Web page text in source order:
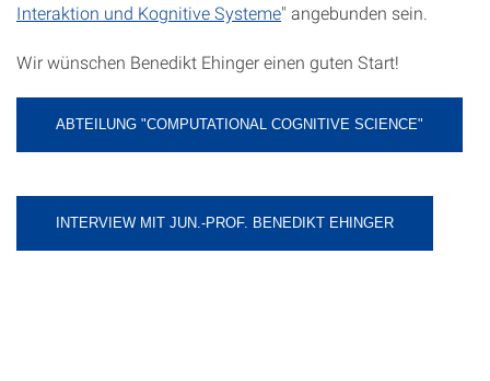
Interaktion und Kognitive Systeme" angebunden sein.
Wir wünschen Benedikt Ehinger einen guten Start!
ABTEILUNG "COMPUTATIONAL COGNITIVE SCIENCE"
INTERVIEW MIT JUN.-PROF. BENEDIKT EHINGER